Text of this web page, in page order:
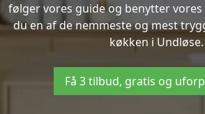
følger vores guide og benytter
du en af de nemmeste og mest
køkken i Undløse.
Få 3 tilbud, gratis og